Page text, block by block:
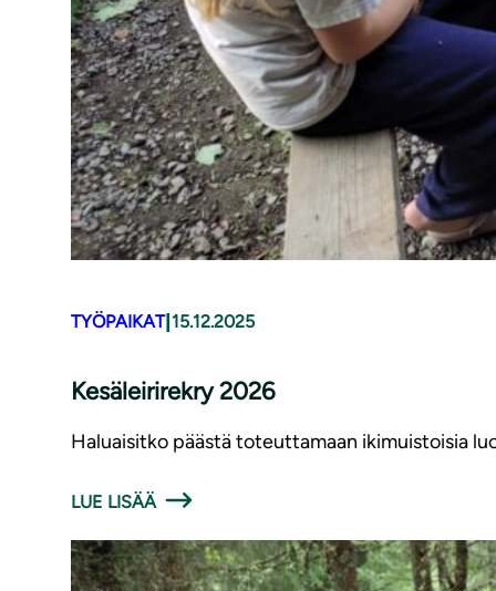
TYÖPAIKAT|15.12.2025
Kesäleirirekry 2026
Haluaisitko päästä toteuttamaan ikimuistoisia
LUE LISÄÄ